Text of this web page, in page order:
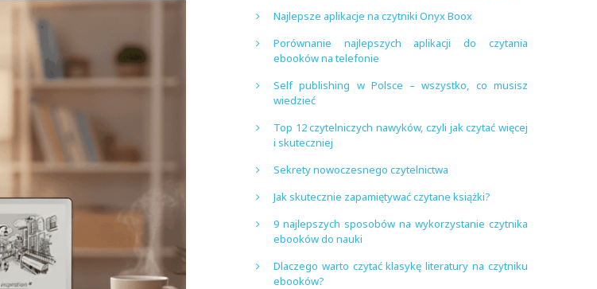
Najlepsze aplikacje na czytniki Onyx Boox
Porównanie najlepszych aplikacji do czytania
ebooków na telefonie
Self publishing w Polsce – wszystko, co musisz
wiedzieć
Top 12 czytelniczych nawyków, czyli jak czytać więcej
i skuteczniej
Sekrety nowoczesnego czytelnictwa
Jak skutecznie zapamiętywać czytane książki?
9 najlepszych sposobów na wykorzystanie czytnika
ebooków do nauki
Dlaczego warto czytać klasykę literatury na czytniku
ebooków?